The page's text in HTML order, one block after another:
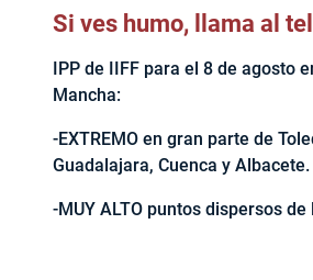
Si ves humo, llama al
IPP de IIFF para el 8 de agosto
Mancha:
-EXTREMO en gran parte de
Guadalajara, Cuenca y Albacete.
-MUY ALTO puntos dispersos de